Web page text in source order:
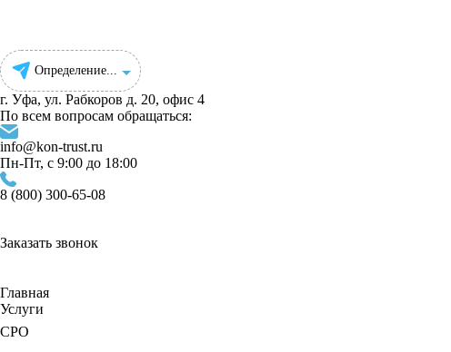
Определение...
г. Уфа, ул. Рабкоров д. 20, офис 4
По всем вопросам обращаться:
info@kon-trust.ru
Пн-Пт, с 9:00 до 18:00
8 (800) 300-65-08
Заказать звонок
Главная
Услуги
СРО